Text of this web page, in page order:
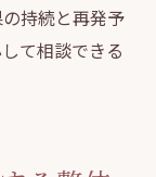
持続と再発予
て相談できる